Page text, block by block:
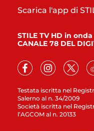
Testata iscritta nel
Salerno al n. 34/2009
Società iscritta nel
l’AGCOM al n. 20133
Scarica l'app di
STILE TV HD in
CANALE 78 DEL